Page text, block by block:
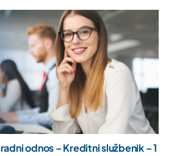
odnos – Kreditni službenik – 1